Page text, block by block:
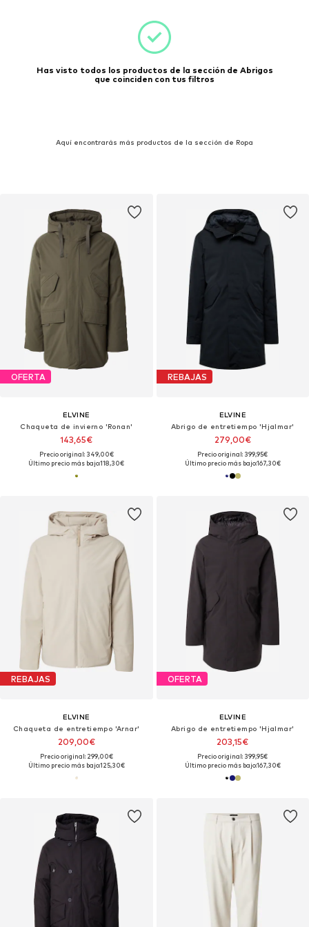
Has visto todos los productos de la sección de Abrigos
que coinciden con tus filtros
Aquí encontrarás más productos de la sección de Ropa
OFERTA
ELVINE
Chaqueta de invierno 'Ronan'
143,65€
Precio original: 349,00€
Último precio más bajo:118,30€
REBAJAS
ELVINE
Abrigo de entretiempo 'Hjalmar'
279,00€
Precio original: 399,95€
Último precio más bajo:167,30€
REBAJAS
ELVINE
Chaqueta de entretiempo 'Arnar'
209,00€
Precio original: 299,00€
Último precio más bajo:125,30€
OFERTA
ELVINE
Abrigo de entretiempo 'Hjalmar'
203,15€
Precio original: 399,95€
Último precio más bajo:167,30€